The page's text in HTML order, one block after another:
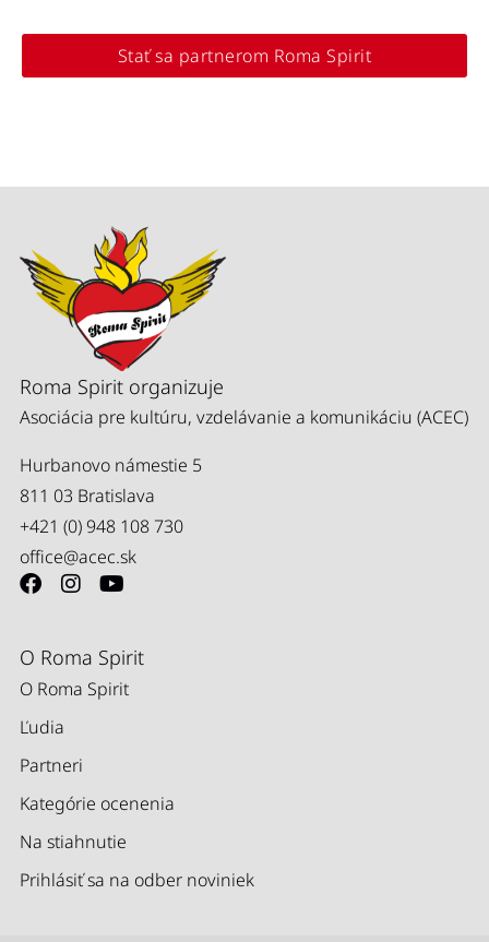
Stať sa partnerom Roma Spirit
Roma Spirit organizuje
Asociácia pre kultúru, vzdelávanie a komunikáciu (ACEC)
Hurbanovo námestie 5
811 03 Bratislava
+421 (0) 948 108 730
office@acec.sk
O Roma Spirit
O Roma Spirit
Ľudia
Partneri
Kategórie ocenenia
Na stiahnutie
Prihlásiť sa na odber noviniek